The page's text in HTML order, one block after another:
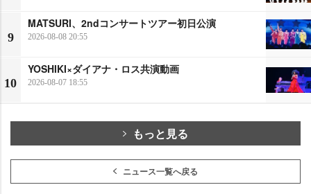
9
MATSURI、2ndコンサートツアー初日公演
2026-08-08 20:55
10
YOSHIKI×ダイアナ・ロス共演動画
2026-08-07 18:55
もっと見る
ニュース一覧へ戻る